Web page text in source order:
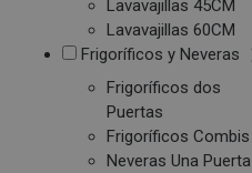
Lavavajillas 45CM
Lavavajillas 60CM
Frigoríficos y Neveras
Frigoríficos dos
Puertas
Frigoríficos Combis
Neveras Una Puerta